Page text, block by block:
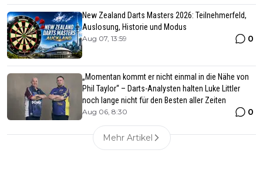
New Zealand Darts Masters 2026: Teilnehmerfeld,
Auslosung, Historie und Modus
Aug 07, 13:59 0
„Momentan kommt er nicht einmal in die Nähe von
Phil Taylor“ – Darts-Analysten halten Luke Littler
noch lange nicht für den Besten aller Zeiten
Aug 06, 8:30 0
Mehr Artikel